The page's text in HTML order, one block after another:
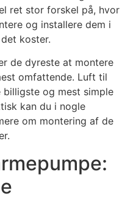
ret stor forskel på, hvor
og installere dem i
koster.
de dyreste at montere
omfattende. Luft til
og mest simple
kan du i nogle
om montering af de